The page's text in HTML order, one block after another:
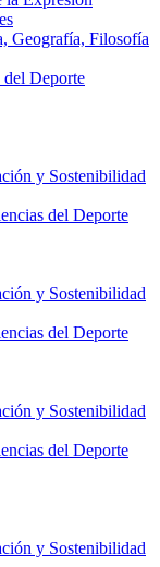
Geografía, Filosofía
Deporte
y Sostenibilidad
del Deporte
y Sostenibilidad
del Deporte
y Sostenibilidad
del Deporte
y Sostenibilidad